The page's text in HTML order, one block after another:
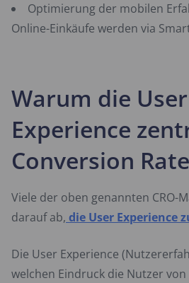
Optimierung der mobilen
Online-Einkäufe werden via
Warum die User
Experience
Conversion
Viele der oben genannten CRO-
darauf ab, die User Experience
Die User Experience
welchen Eindruck die Nutzer